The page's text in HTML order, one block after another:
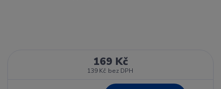
169 Kč
139 Kč bez DPH